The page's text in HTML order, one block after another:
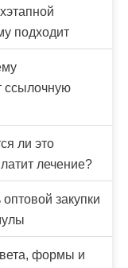
подходит
ссылочную
ли это
лечение?
закупки
формы и